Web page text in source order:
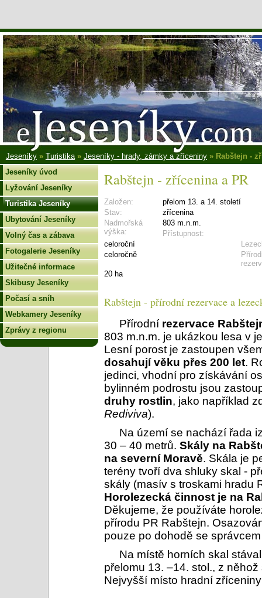
Jeseníky» Turistika» Jeseníky - hrady, zámky a zříceniny» Rabštejn -
Rabštejn - zřícenina a PR
Založen:
přelom 13. a 14. století
Stav:
zřícenina
Nadmořská
výška:
803 m.n.m.
Přístupnost:
celoroční
celoročně
20 ha
Rabštejn - přírodní rezervace a
Přírodní rezervace
803 m.n.m. je ukázkou lesa v
Lesní porost je zastoupen
dosahují věku přes 200 let.
jedinci, vhodní pro získávání
bylinném podrostu jsou
druhy rostlin, jako například
Rediviva).
Na území se nachází řada
30 – 40 metrů. Skály na
na severní Moravě. Skála je
terény tvoří dva shluky skal -
skály (masív s troskami hradu
Horolezecká činnost je na
Děkujeme, že používáte
přírodu PR Rabštejn.
pouze po dohodě se
Na místě horních skal
přelomu 13. –14. stol., z
Nejvyšší místo hradní
Jeseníky úvod
Lyžování Jeseníky
Turistika Jeseníky
Ubytování Jeseníky
Volný čas a zábava
Fotogalerie Jeseníky
Užitečné informace
Skibusy Jeseníky
Počasí a sníh
Webkamery Jeseníky
Zprávy z regionu